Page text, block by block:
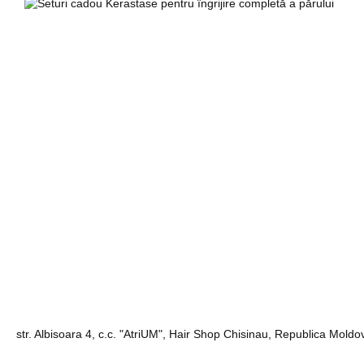
str. Albisoara 4, c.c. "AtriUM", Hair Shop Chisinau, Republica